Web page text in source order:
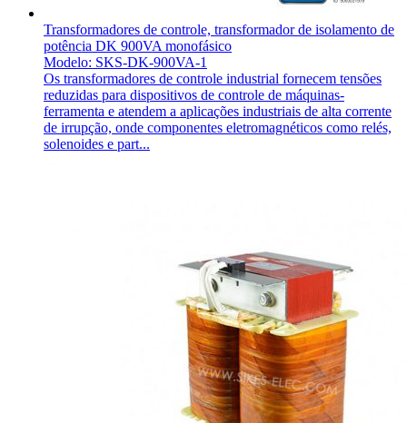
Transformadores de controle, transformador de isolamento de
potência DK 900VA monofásico
Modelo: SKS-DK-900VA-1
Os transformadores de controle industrial fornecem tensões
reduzidas para dispositivos de controle de máquinas-
ferramenta e atendem a aplicações industriais de alta corrente
de irrupção, onde componentes eletromagnéticos como relés,
solenoides e part...